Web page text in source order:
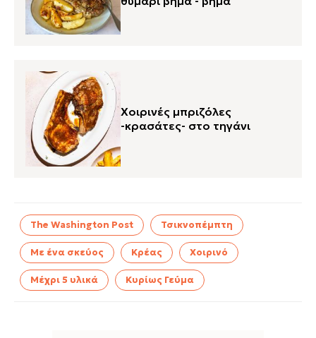
Χοιρινές μπριζόλες
-κρασάτες- στο τηγάνι
The Washington Post Τσικνοπέμπτη
Με ένα σκεύος Κρέας Χοιρινό
Μέχρι 5 υλικά Κυρίως Γεύμα